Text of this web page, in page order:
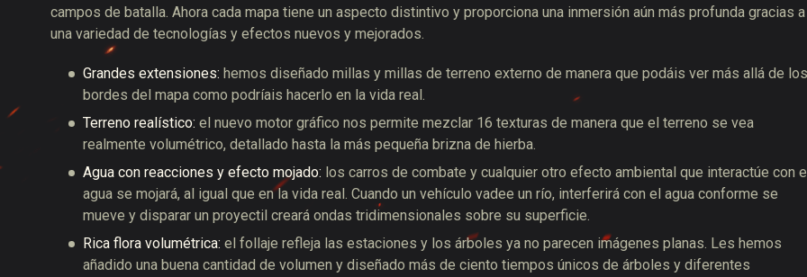
campos de batalla. Ahora cada mapa tiene un aspecto distintivo y proporciona una inmersión aún más profunda gracias a
una variedad de tecnologías y efectos nuevos y mejorados.
Grandes extensiones: hemos diseñado millas y millas de terreno externo de manera que podáis ver más allá de los
bordes del mapa como podríais hacerlo en la vida real.
Terreno realístico: el nuevo motor gráfico nos permite mezclar 16 texturas de manera que el terreno se vea
realmente volumétrico, detallado hasta la más pequeña brizna de hierba.
Agua con reacciones y efecto mojado: los carros de combate y cualquier otro efecto ambiental que interactúe con
agua se mojará, al igual que en la vida real. Cuando un vehículo vadee un río, interferirá con el agua conforme se
mueve y disparar un proyectil creará ondas tridimensionales sobre su superficie.
Rica flora volumétrica: el follaje refleja las estaciones y los árboles ya no parecen imágenes planas. Les hemos
añadido una buena cantidad de volumen y diseñado más de ciento tiempos únicos de árboles y diferentes